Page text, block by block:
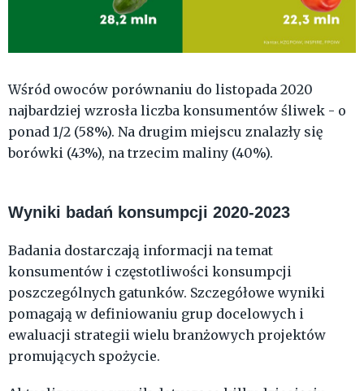
Wśród owoców porównaniu do listopada 2020
najbardziej wzrosła liczba konsumentów śliwek - o
ponad 1/2 (58%). Na drugim miejscu znalazły się
borówki (43%), na trzecim maliny (40%).
Wyniki badań konsumpcji 2020-2023
Badania dostarczają informacji na temat
konsumentów i częstotliwości konsumpcji
poszczególnych gatunków. Szczegółowe wyniki
pomagają w definiowaniu grup docelowych i
ewaluacji strategii wielu branżowych projektów
promujących spożycie.